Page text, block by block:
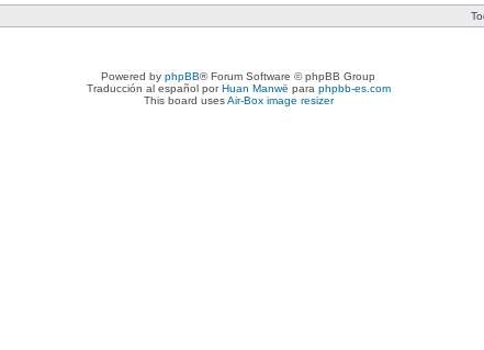
Powered by phpBB® Forum Software © phpBB Group
Traducción al español porHuan Manwë para phpbb-es.com
This board usesAir-Box image resizer